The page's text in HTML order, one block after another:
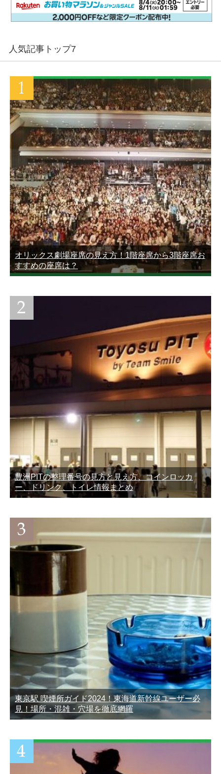
人気記事トップ7
オリックス劇場座席の見え方！1階座席から3階座席お
すすめの座席は？
豊洲PITの整理番号の見方と見え方、コインロッカ
ー、ドリンク、トイレ情報まとめ
東京駅 喫煙所ガイド2024！東海道新幹線ユーザー必
見！場所・混雑・穴場を徹底網羅